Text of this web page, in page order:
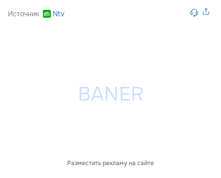
Источник Ntv
Разместить рекламу на сайте